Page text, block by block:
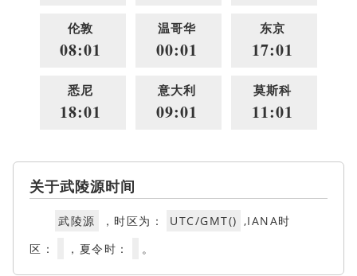
伦敦
08:01
温哥华
00:01
东京
17:01
悉尼
18:01
意大利
09:01
莫斯科
11:01
关于武陵源时间
武陵源 ，时区为： UTC/GMT() ,IANA时
区：
，夏令时： 。